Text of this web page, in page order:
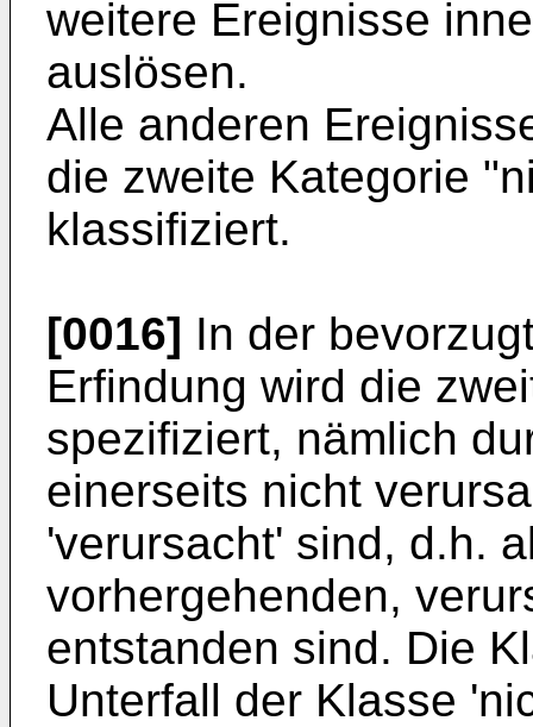
weitere Ereignisse
auslösen.
Alle anderen
die zweite Kategorie
klassifiziert.
[0016] In der
Erfindung wird die
spezifiziert, nämlich
einerseits nicht
'verursacht' sind, d.h.
vorhergehenden,
entstanden sind. Die
Unterfall der Klasse